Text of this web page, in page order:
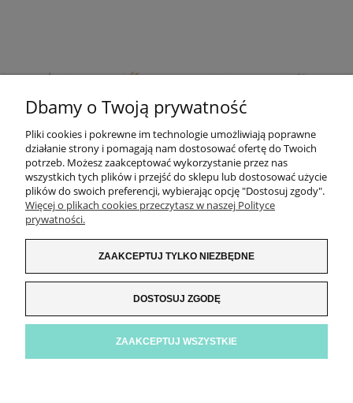
ZAKUPY
ZNAJDŹ NAS!
Dbamy o Twoją prywatność
Pliki cookies i pokrewne im technologie umożliwiają poprawne
działanie strony i pomagają nam dostosować ofertę do Twoich
potrzeb. Możesz zaakceptować wykorzystanie przez nas
wszystkich tych plików i przejść do sklepu lub dostosować użycie
plików do swoich preferencji, wybierając opcję "Dostosuj zgody".
Więcej o plikach cookies przeczytasz w naszej Polityce
prywatności.
ZAAKCEPTUJ TYLKO NIEZBĘDNE
DOSTOSUJ ZGODĘ
ZAAKCEPTUJ WSZYSTKIE